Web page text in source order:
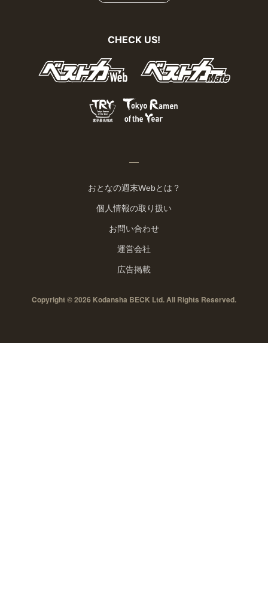
CHECK US!
おとなの週末Webとは？
個人情報の取り扱い
お問い合わせ
運営会社
広告掲載
Copyright © 2026 Kodansha BECK Ltd. All Rights Reserved.